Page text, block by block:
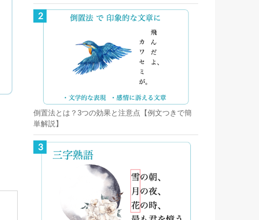
倒置法とは？3つの効果と注意点【例文つきで簡
単解説】